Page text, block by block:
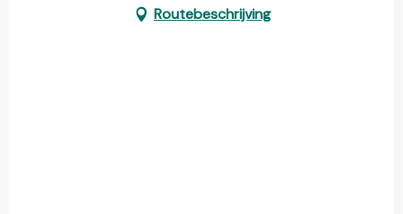
Routebeschrijving